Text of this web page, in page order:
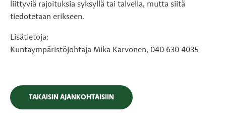
liittyviä rajoituksia syksyllä tai talvella, mutta siitä
tiedotetaan erikseen.
Lisätietoja:
Kuntaympäristöjohtaja Mika Karvonen, 040 630 4035
TAKAISIN AJANKOHTAISIIN